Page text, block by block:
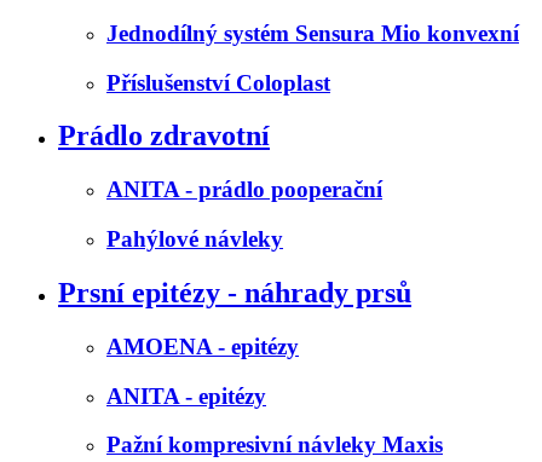
Jednodílný systém Sensura Mio konvexní
Příslušenství Coloplast
Prádlo zdravotní
ANITA - prádlo pooperační
Pahýlové návleky
Prsní epitézy - náhrady prsů
AMOENA - epitézy
ANITA - epitézy
Pažní kompresivní návleky Maxis